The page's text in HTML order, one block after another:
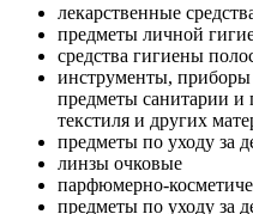
лекарственные
предметы личной
средства гигиены
инструменты, приборы
предметы санитарии и
текстиля и других
предметы по уходу за
линзы очковые
парфюмерно-
предметы по уходу за